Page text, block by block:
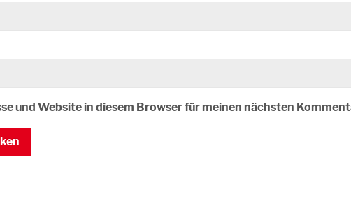
und Website in diesem Browser für meinen nächsten